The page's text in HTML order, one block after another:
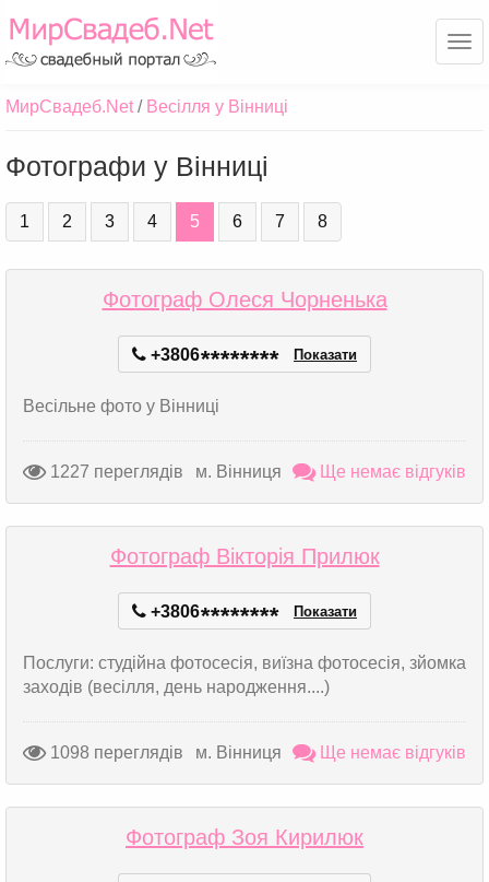
МирСвадеб.Net Весілля у Вінниці
Фотографи у Вінниці
1 2 3 4 5 6 7 8
Фотограф Олеся Чорненька
+3806******** Показати
Весільне фото у Вінниці
1227 переглядів м. Вінниця Ще немає відгуків
Фотограф Вікторія Прилюк
+3806******** Показати
Послуги: студійна фотосесія, виїзна фотосесія, зйомка
заходів (весілля, день народження....)
1098 переглядів м. Вінниця Ще немає відгуків
Фотограф Зоя Кирилюк